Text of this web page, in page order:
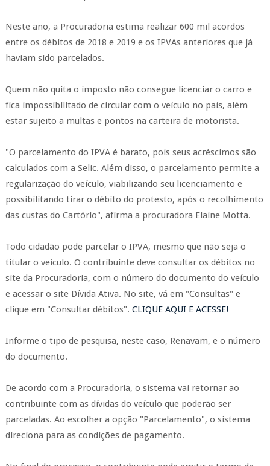
Neste ano, a Procuradoria estima realizar 600 mil acordos
entre os débitos de 2018 e 2019 e os IPVAs anteriores que já
haviam sido parcelados.
Quem não quita o imposto não consegue licenciar o carro e
fica impossibilitado de circular com o veículo no país, além
estar sujeito a multas e pontos na carteira de motorista.
"O parcelamento do IPVA é barato, pois seus acréscimos são
calculados com a Selic. Além disso, o parcelamento permite a
regularização do veículo, viabilizando seu licenciamento e
possibilitando tirar o débito do protesto, após o recolhimento
das custas do Cartório", afirma a procuradora Elaine Motta.
Todo cidadão pode parcelar o IPVA, mesmo que não seja o
titular o veículo. O contribuinte deve consultar os débitos no
site da Procuradoria, com o número do documento do veículo
e acessar o site Dívida Ativa. No site, vá em "Consultas" e
clique em "Consultar débitos". CLIQUE AQUI E ACESSE!
Informe o tipo de pesquisa, neste caso, Renavam, e o número
do documento.
De acordo com a Procuradoria, o sistema vai retornar ao
contribuinte com as dívidas do veículo que poderão ser
parceladas. Ao escolher a opção "Parcelamento", o sistema
direciona para as condições de pagamento.